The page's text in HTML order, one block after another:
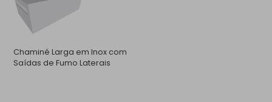
Chaminé Larga em Inox com
Saídas de Fumo Laterais